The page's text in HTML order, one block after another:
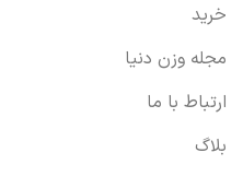
خرید
مجله وزن دنیا
ارتباط با ما
بلاگ